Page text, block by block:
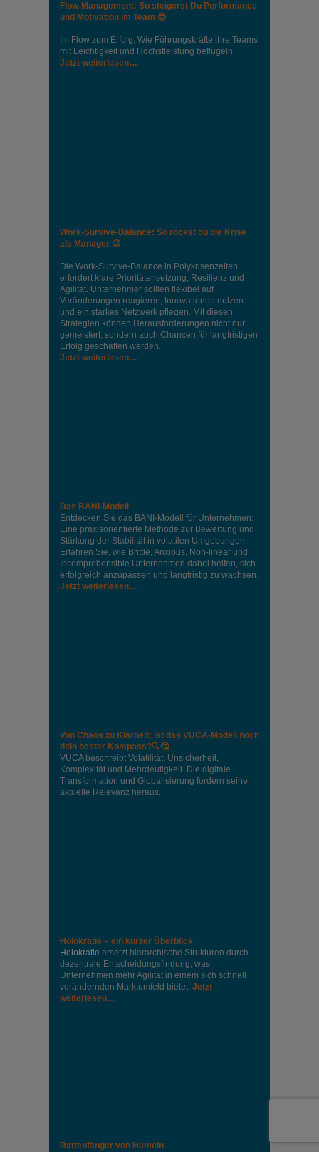
Flow-Management: So steigerst Du Performance
und Motivation im Team 😎
Im Flow zum Erfolg: Wie Führungskräfte ihre Teams
mit Leichtigkeit und Höchstleistung beflügeln.
Jetzt weiterlesen…
Work-Survive-Balance: So rockst du die Krise
als Manager 😉
Die Work-Survive-Balance in Polykrisenzeiten
erfordert klare Prioritätensetzung, Resilienz und
Agilität. Unternehmer sollten flexibel auf
Veränderungen reagieren, Innovationen nutzen
und ein starkes Netzwerk pflegen. Mit diesen
Strategien können Herausforderungen nicht nur
gemeistert, sondern auch Chancen für langfristigen
Erfolg geschaffen werden.
Jetzt weiterlesen…
Das BANI-Modell
Entdecken Sie das BANI-Modell für Unternehmen:
Eine praxisorientierte Methode zur Bewertung und
Stärkung der Stabilität in volatilen Umgebungen.
Erfahren Sie, wie Brittle, Anxious, Non-linear und
Incomprehensible Unternehmen dabei helfen, sich
erfolgreich anzupassen und langfristig zu wachsen.
Jetzt weiterlesen…
Von Chaos zu Klarheit: Ist das VUCA-Modell noch
dein bester Kompass?🔍🤔
VUCA beschreibt Volatilität, Unsicherheit,
Komplexität und Mehrdeutigkeit. Die digitale
Transformation und Globalisierung fordern seine
aktuelle Relevanz heraus.
Holokratie – ein kurzer Überblick
Holokratie ersetzt hierarchische Strukturen durch
dezentrale Entscheidungsfindung, was
Unternehmen mehr Agilität in einem sich schnell
verändernden Marktumfeld bietet. Jetzt
weiterlesen…
Rattenfänger von Hameln